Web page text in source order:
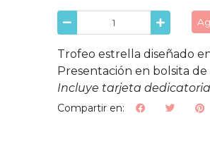
Trofeo estrella diseñado
Presentación en bolsita de
Incluye tarjeta
Compartir en: